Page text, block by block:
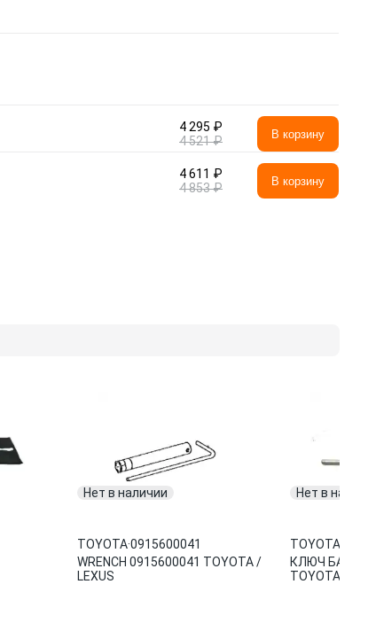
4 295 ₽
4 521 ₽
В корзину
4 611 ₽
4 853 ₽
В корзину
Нет в наличии
TOYOTA·0915600041
WRENCH 0915600041 TOYOTA /
LEXUS
Нет в
TOYOTA
КЛЮЧ
TOYOTA /